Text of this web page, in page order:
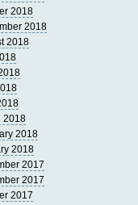
2018
2018
2018
2018
2018
2018
2017
2017
2017